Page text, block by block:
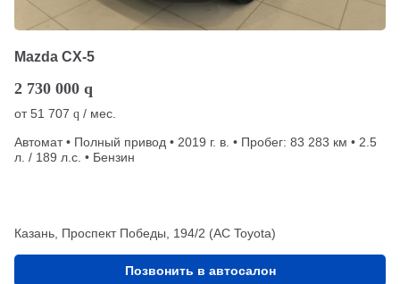
Mazda CX-5
2 730 000 q
от51 707 q / мес.
Автомат • Полный привод • 2019 г. в. • Пробег: 83 283 км • 2.5
л. / 189 л.с. • Бензин
Казань, Проспект Победы, 194/2 (АС Toyota)
Позвонить в автосалон